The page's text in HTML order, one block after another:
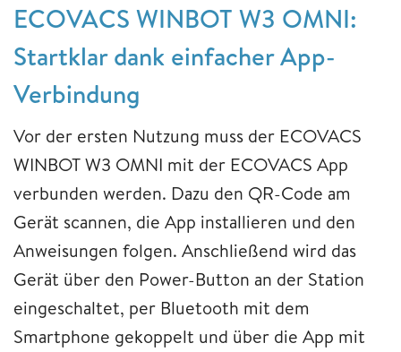
ECOVACS WINBOT W3 OMNI:
Startklar dank einfacher App-
Verbindung
Vor der ersten Nutzung muss der ECOVACS
WINBOT W3 OMNI mit der ECOVACS App
verbunden werden. Dazu den QR-Code am
Gerät scannen, die App installieren und den
Anweisungen folgen. Anschließend wird das
Gerät über den Power-Button an der Station
eingeschaltet, per Bluetooth mit dem
Smartphone gekoppelt und über die App mit